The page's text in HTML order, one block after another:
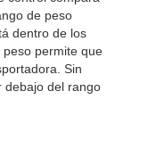
de peso
dentro de los
permite que
Sin
debajo del rango